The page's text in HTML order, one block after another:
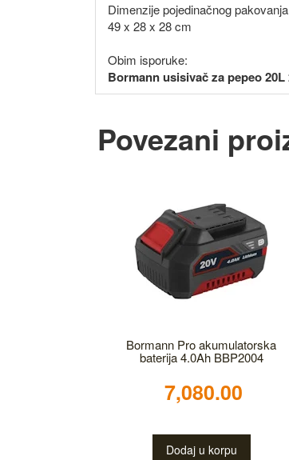
Dimenzije pojedinačnog
49 x 28 x 28 cm
Obim isporuke:
Bormann usisivač za pepeo 20L
Povezani
Bormann Pro akumulatorska
baterija 4.0Ah BBP2004
7,080.00
Dodaj u korpu